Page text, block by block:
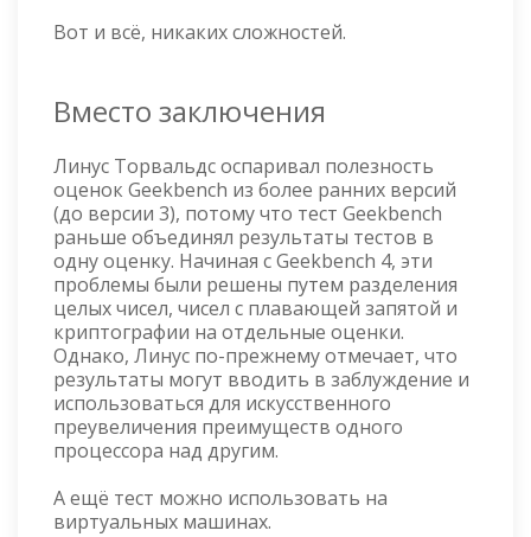
Вот и всё, никаких сложностей.
Вместо заключения
Линус Торвальдс оспаривал полезность
оценок Geekbench из более ранних версий
(до версии 3), потому что тест Geekbench
раньше объединял результаты тестов в
одну оценку. Начиная с Geekbench 4, эти
проблемы были решены путем разделения
целых чисел, чисел с плавающей запятой и
криптографии на отдельные оценки.
Однако, Линус по-прежнему отмечает, что
результаты могут вводить в заблуждение и
использоваться для искусственного
преувеличения преимуществ одного
процессора над другим.
А ещё тест можно использовать на
виртуальных машинах.